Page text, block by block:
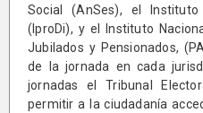
Social (AnSes), el Instituto
(IproDi), y el Instituto
Jubilados y Pensionados,
de la jornada en cada
jornadas el Tribunal
permitir a la ciudadanía